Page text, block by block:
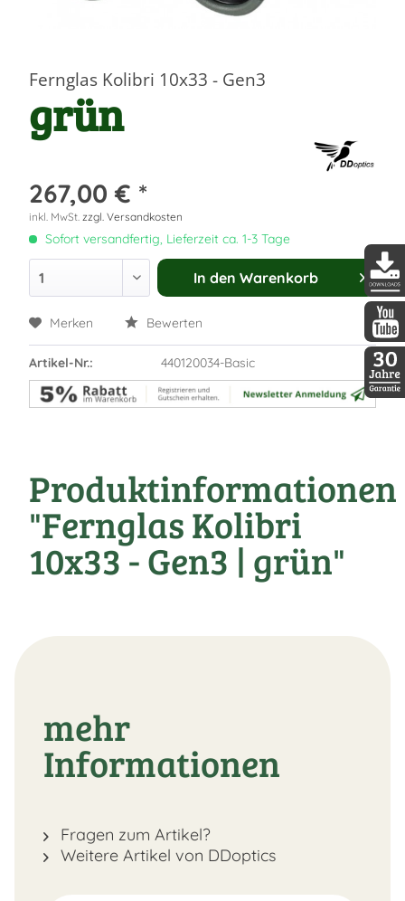
Fernglas Kolibri 10x33 - Gen3
grün
267,00 € *
inkl. MwSt. zzgl. Versandkosten
Sofort versandfertig, Lieferzeit ca. 1-3 Tage
In den Warenkorb
Merken Bewerten
Artikel-Nr.: 440120034-Basic
Produktinformationen
"Fernglas Kolibri
10x33 - Gen3 | grün"
mehr
Informationen
Fragen zum Artikel?
Weitere Artikel von DDoptics
30